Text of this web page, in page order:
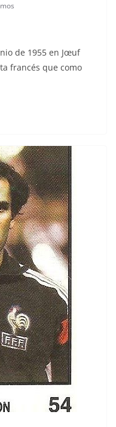
de 1955 en Jœuf
francés que como